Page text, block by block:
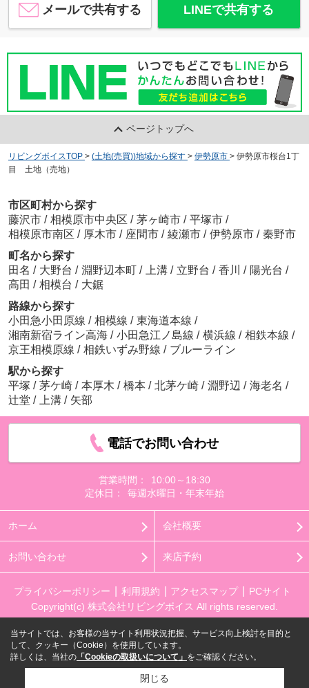
メールで共有する LINEで共有する
ページトップへ
リビングボイスTOP > (土地(売買))地域から探す > 伊勢原市 > 伊勢原市桜台1丁
目 土地（売地）
市区町村から探す
藤沢市 / 相模原市中央区 / 茅ヶ崎市 / 平塚市 /
相模原市南区 / 厚木市 / 座間市 / 綾瀬市 / 伊勢原市 / 秦野市
町名から探す
田名 / 大野台 / 淵野辺本町 / 上溝 / 立野台 / 香川 / 陽光台 /
高田 / 相模台 / 大鋸
路線から探す
小田急小田原線 / 相模線 / 東海道本線 /
湘南新宿ライン高海 / 小田急江ノ島線 / 横浜線 / 相鉄本線 /
京王相模原線 / 相鉄いずみ野線 / ブルーライン
駅から探す
平塚 / 茅ケ崎 / 本厚木 / 橋本 / 北茅ケ崎 / 淵野辺 / 海老名 /
辻堂 / 上溝 / 矢部
電話でお問い合わせ
営業時間：
10:00～18:30
定休日：
毎週水曜日・年末年始
ホーム 会社概要
お問い合わせ 来店予約
プライバシーポリシー 利用規約 アクセスマップ
PCサイト
Copyright(c) 株式会社リビングボイス All rights reserved.
当サイトでは、お客様の当サイト利用状況把握、サービス向上検討を目的と
して、クッキー（Cookie）を使用しています。
詳しくは、当社の 「Cookieの取扱いについて」 をご確認ください。
閉じる